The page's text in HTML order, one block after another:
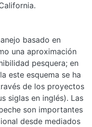
basado en
una aproximación
pesquera; en
este esquema se ha
de los proyectos
siglas en inglés). Las
son importantes
desde mediados